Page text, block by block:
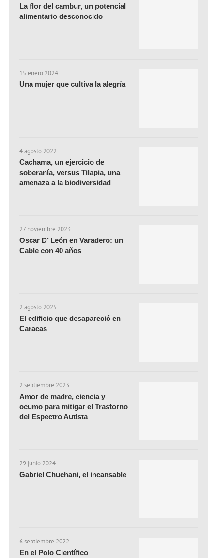
La flor del cambur, un potencial
alimentario desconocido
15 enero 2024
Una mujer que cultiva la alegría
4 agosto 2022
Cachama, un ejercicio de
soberanía, versus Tilapia, una
amenaza a la biodiversidad
27 noviembre 2023
Oscar D’ León en Varadero: un
Cable con 40 años
2 agosto 2025
El edificio que desapareció en
Caracas
2 septiembre 2023
Amor de madre, ciencia y
ocumo para mitigar el Trastorno
del Espectro Autista
29 junio 2024
Gabriel Chuchani, el incansable
6 septiembre 2022
En el Polo Científico